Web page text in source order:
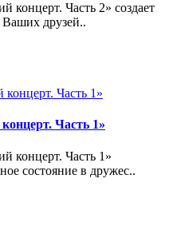
концерт. Часть 2» создает
друзей..
Часть 1»
концерт. Часть 1»
состояние в дружес..